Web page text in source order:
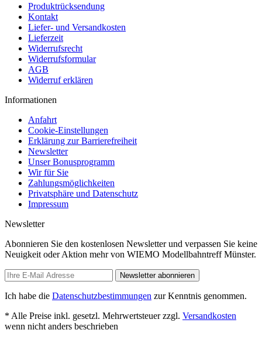
Produktrücksendung
Kontakt
Liefer- und Versandkosten
Lieferzeit
Widerrufsrecht
Widerrufsformular
AGB
Widerruf erklären
Informationen
Anfahrt
Cookie-Einstellungen
Erklärung zur Barrierefreiheit
Newsletter
Unser Bonusprogramm
Wir für Sie
Zahlungsmöglichkeiten
Privatsphäre und Datenschutz
Impressum
Newsletter
Abonnieren Sie den kostenlosen Newsletter und verpassen Sie keine
Neuigkeit oder Aktion mehr von WIEMO Modellbahntreff Münster.
Newsletter abonnieren
Ich habe die Datenschutzbestimmungen zur Kenntnis genommen.
* Alle Preise inkl. gesetzl. Mehrwertsteuer zzgl. Versandkosten
wenn nicht anders beschrieben